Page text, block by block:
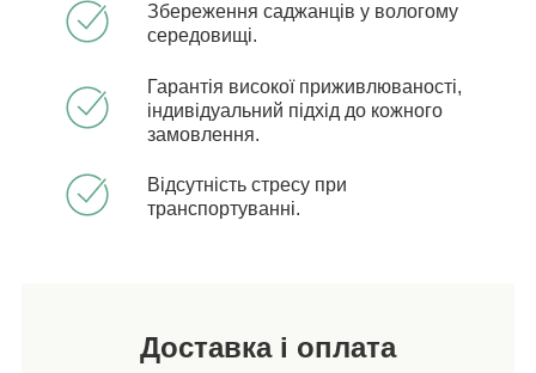
Збереження саджанців у вологому
середовищі.
Гарантія високої приживлюваності,
індивідуальний підхід до кожного
замовлення.
Відсутність стресу при
транспортуванні.
Доставка і оплата